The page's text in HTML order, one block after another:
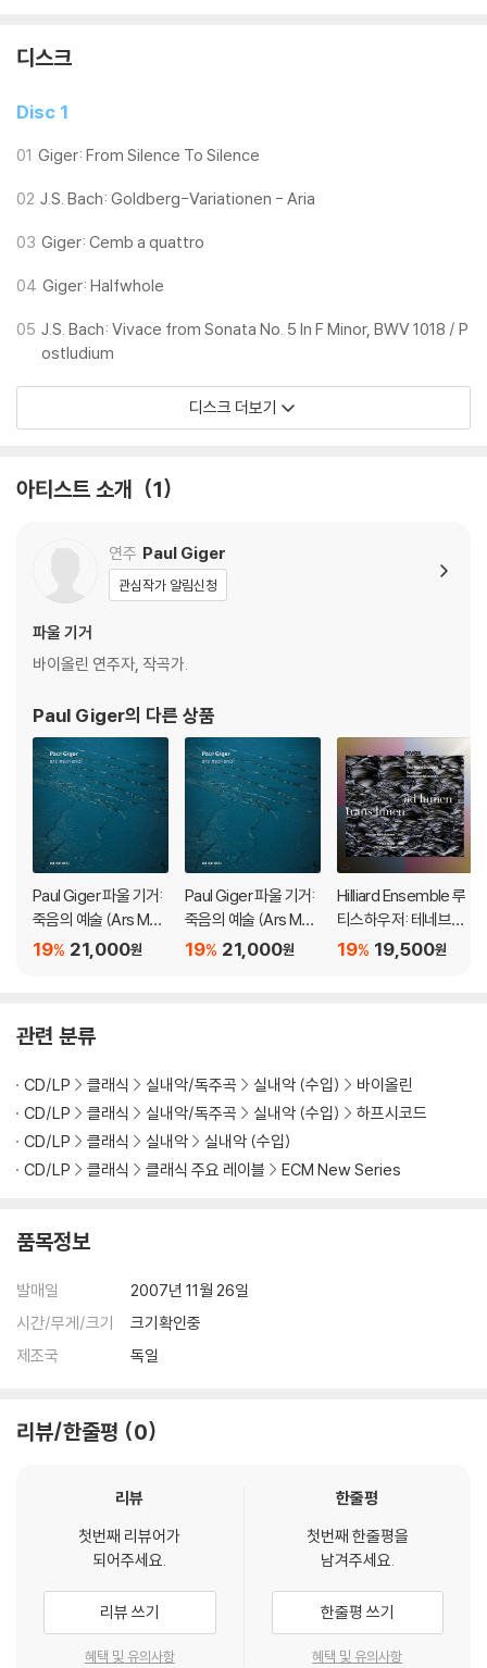
디스크
Disc 1
01 Giger: From Silence To Silence
02 J.S. Bach: Goldberg-Variationen - Aria
03 Giger: Cemb a quattro
04 Giger: Halfwhole
05 J.S. Bach: Vivace from Sonata No. 5 In F Minor, BWV 1018 / P
ostludium
디스크 더보기
아티스트 소개 1
연주 Paul Giger
관심작가 알림신청
파울 기거
바이올린 연주자, 작곡가.
Paul Giger의 다른 상품
Paul Giger 파울 기거:
죽음의 예술 (Ars Mori
endi) 21,000원
19%
Paul Giger 파울 기거:
죽음의 예술 (Ars Mori
endi) 21,000원
19%
Hilliard Ensemble 루
티스하우저: 테네브레
/ 기거: 페르트 엠 흐루
19,500원
19%
관련 분류
CD/LP 클래식 실내악/독주곡 실내악 (수입)
바이올린
CD/LP
클래식 실내악/독주곡 실내악 (수입)
하프시코드
CD/LP
클래식 실내악
실내악 (수입)
CD/LP
클래식 클래식 주요 레이블 ECM New Series
품목정보
발매일
2007년 11월 26일
시간/무게/크기
크기확인중
제조국
독일
리뷰/한줄평 0
리뷰
첫번째 리뷰어가
되어주세요.
리뷰 쓰기
혜택 및 유의사항
한줄평
첫번째 한줄평을
남겨주세요.
한줄평 쓰기
혜택 및 유의사항